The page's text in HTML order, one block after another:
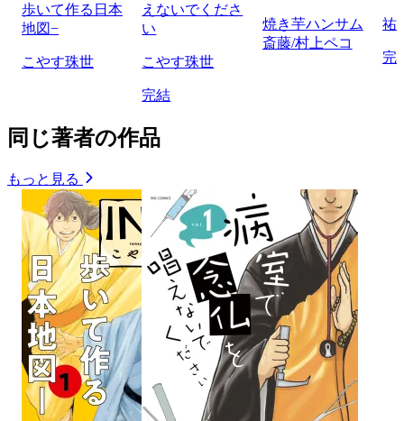
歩いて作る日本
地図−
こやす珠世
えないでくださ
い
こやす珠世
完結
焼き芋ハンサム
斎藤/村上ペコ
祐
完
同じ著者の作品
もっと見る